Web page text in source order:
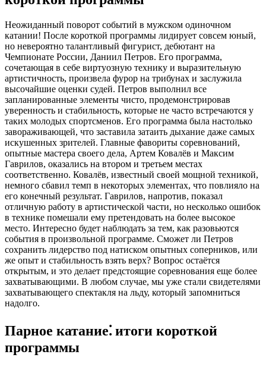
Неожиданный поворот событий в мужском одиночном
катании! После короткой программы лидирует совсем юный,
но невероятно талантливый фигурист, дебютант на
Чемпионате России, Даниил Петров. Его программа,
сочетающая в себе виртуозную технику и выразительную
артистичность, произвела фурор на трибунах и заслужила
высочайшие оценки судей. Петров выполнил все
запланированные элементы чисто, продемонстрировав
уверенность и стабильность, которые не часто встречаются у
таких молодых спортсменов. Его программа была настолько
завораживающей, что заставила затаить дыхание даже самых
искушенных зрителей. Главные фавориты соревнований,
опытные мастера своего дела, Артем Ковалёв и Максим
Гаврилов, оказались на втором и третьем местах
соответственно. Ковалёв, известный своей мощной техникой,
немного сбавил темп в некоторых элементах, что повлияло на
его конечный результат. Гаврилов, напротив, показал
отличную работу в артистической части, но несколько ошибок
в технике помешали ему претендовать на более высокое
место. Интересно будет наблюдать за тем, как разовьются
события в произвольной программе. Сможет ли Петров
сохранить лидерство под натиском опытных соперников, или
же опыт и стабильность взять верх? Вопрос остаётся
открытым, и это делает предстоящие соревнования еще более
захватывающими. В любом случае, мы уже стали свидетелями
захватывающего спектакля на льду, который запомниться
надолго.
Парное катание⁚ итоги короткой
программы